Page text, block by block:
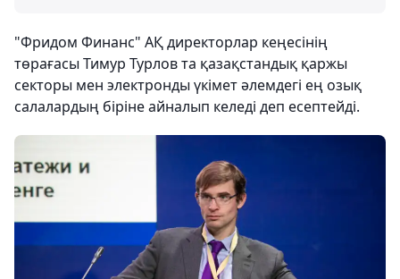
"Фридом Финанс" АҚ директорлар кеңесінің
төрағасы Тимур Турлов та қазақстандық қаржы
секторы мен электронды үкімет әлемдегі ең озық
салалардың біріне айналып келеді деп есептейді.